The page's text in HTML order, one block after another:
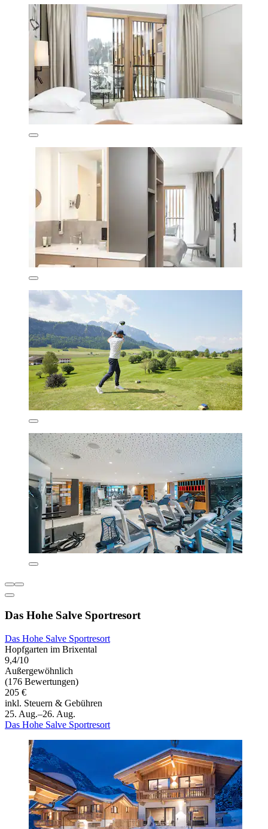
Das Hohe Salve Sportresort
Das Hohe Salve Sportresort
Hopfgarten im Brixental
9,4/10
Außergewöhnlich
(176 Bewertungen)
205 €
inkl. Steuern & Gebühren
25. Aug.–26. Aug.
Das Hohe Salve Sportresort